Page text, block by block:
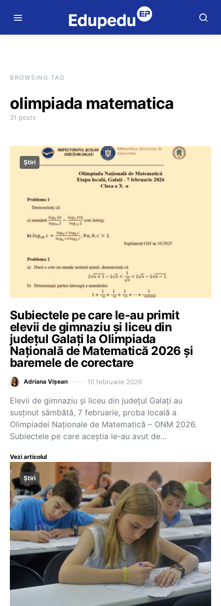
BROWSING TAG
olimpiada matematica
31 posts
Știri
Subiectele pe care le-au primit
elevii de gimnaziu și liceu din
județul Galați la Olimpiada
Națională de Matematică 2026 și
baremele de corectare
Adriana Vișean 10 februarie 2026
Elevii de gimnaziu și liceu din județul Galați au
susținut sâmbătă, 7 februarie, proba locală a
Olimpiadei Naționale de Matematică – ONM 2026.
Subiectele pe care aceștia le-au avut de…
Vezi articolul
Știri